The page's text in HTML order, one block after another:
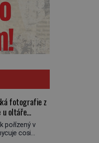
fotografie z
u oltáře
pořízený v
cosi